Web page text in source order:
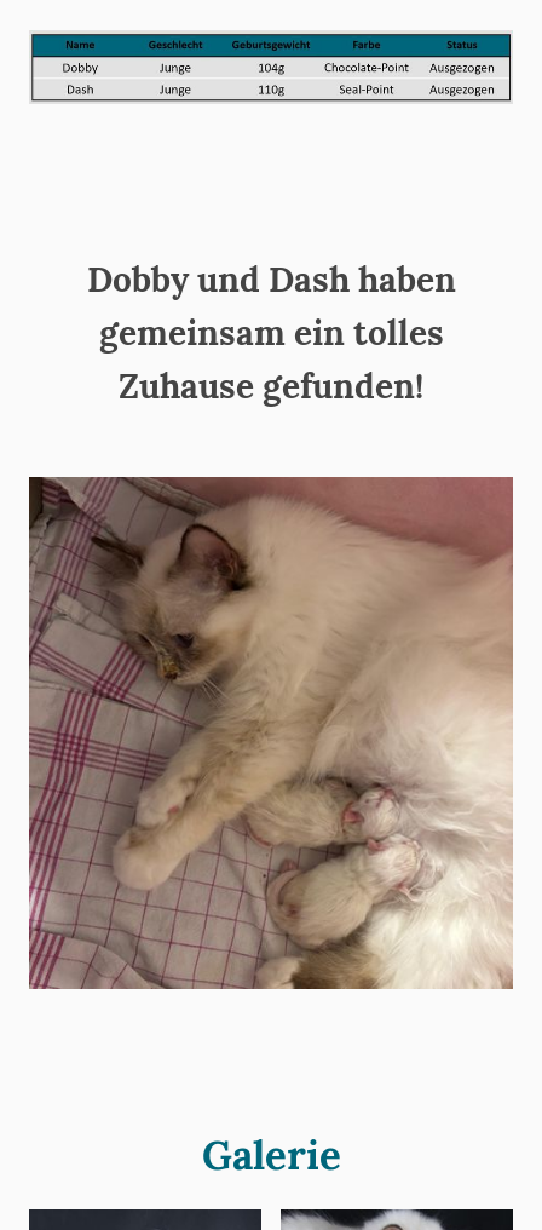
Dobby und Dash haben
gemeinsam ein tolles
Zuhause gefunden!
Galerie